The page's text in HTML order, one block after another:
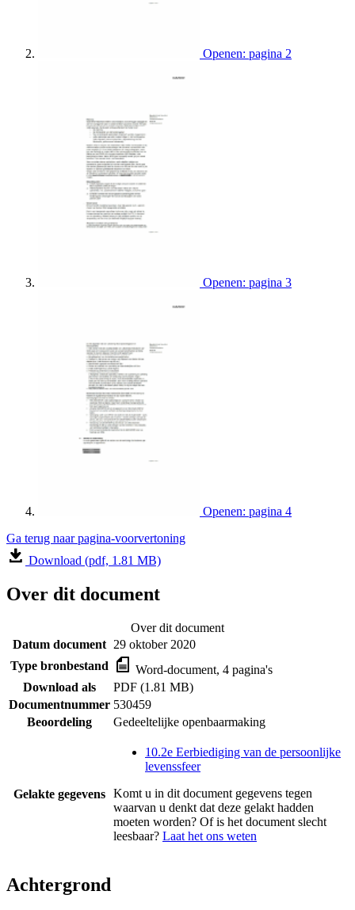
Openen: pagina 2
Openen: pagina 3
Openen: pagina 4
Ga terug naar pagina-voorvertoning
Download (pdf, 1.81 MB)
Over dit document
Over dit document
Datum document 29 oktober 2020
Type bronbestand
Word-document, 4 pagina's
Download als
PDF (1.81 MB)
Documentnummer 530459
Beoordeling
Gedeeltelijke openbaarmaking
Gelakte gegevens
10.2e Eerbiediging van de persoonlijke
levenssfeer
Komt u in dit document gegevens tegen
waarvan u denkt dat deze gelakt hadden
moeten worden? Of is het document slecht
leesbaar? Laat het ons weten
Achtergrond